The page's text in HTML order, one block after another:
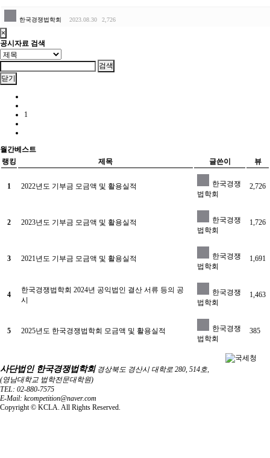
한국경쟁법학회 2023.08.30 2,726
×
공시자료 검색
검색
닫기
1
월간베스트
랭킹
제목 글쓴이 뷰
1 2022년도 기부금 모금액 및 활용실적
한국경쟁
법학회
2,726
2 2023년도 기부금 모금액 및 활용실적
한국경쟁
법학회
1,726
3 2021년도 기부금 모금액 및 활용실적
한국경쟁
법학회
1,691
4
한국경쟁법학회 2024년 공익법인 결산 서류 등의 공
시
한국경쟁
법학회
1,463
5 2025년도 한국경쟁법학회 모금액 및 활용실적
한국경쟁
법학회
385
사단법인 한국경쟁법학회경상북도 경산시 대학로 280, 514호,
(영남대학교 법학전문대학원)
TEL: 02-880-7575
E-Mail: kcompetition@naver.com
Copyright © KCLA. All Rights Reserved.